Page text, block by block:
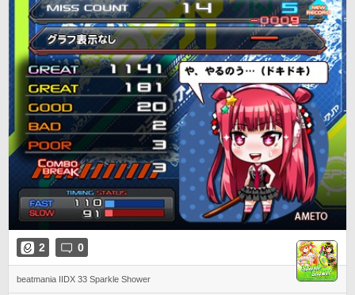
2 0
beatmania IIDX 33 Sparkle Shower